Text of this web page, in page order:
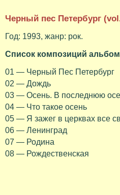
Черный пес Петербург
Год: 1993, жанр: рок.
Список композиций
01 — Черный Пес Петербург
02 — Дождь
03 — Осень. В последнюю
04 — Что такое осень
05 — Я зажег в церквах все
06 — Ленинград
07 — Родина
08 — Рождественская